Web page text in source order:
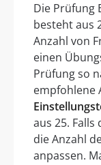
Die Prüfung
besteht aus
Anzahl von
einen
Prüfung so
empfohlene
aus 25.
die Anzahl
anpassen.